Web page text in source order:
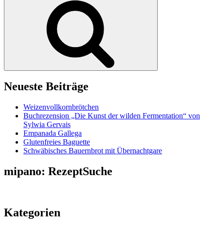
Neueste Beiträge
Weizenvollkornbrötchen
Buchrezension „Die Kunst der wilden Fermentation“ von
Sylwia Gervais
Empanada Gallega
Glutenfreies Baguette
Schwäbisches Bauernbrot mit Übernachtgare
mipano: RezeptSuche
Kategorien